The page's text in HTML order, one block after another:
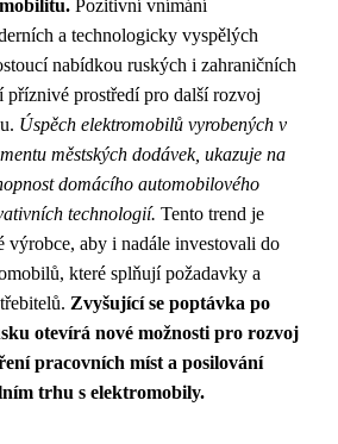
Pozitivní vnímání
a technologicky vyspělých
nabídkou ruských i zahraničních
příznivé prostředí pro další rozvoj
Úspěch elektromobilů vyrobených v
městských dodávek, ukazuje na
domácího automobilového
technologií. Tento trend je
výrobce, aby i nadále investovali do
které splňují požadavky a
Zvyšující se poptávka po
otevírá nové možnosti pro rozvoj
pracovních míst a posilování
trhu s elektromobily.